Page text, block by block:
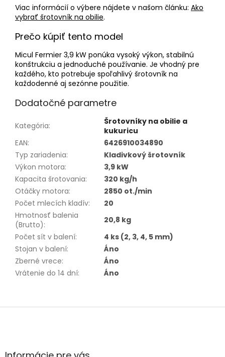
Viac informácií o výbere nájdete v našom článku: Ako
vybrať šrotovník na obilie.
Prečo kúpiť tento model
Micul Fermier 3,9 kW ponúka vysoký výkon, stabilnú
konštrukciu a jednoduché používanie. Je vhodný pre
každého, kto potrebuje spoľahlivý šrotovník na
každodenné aj sezónne použitie.
Dodatočné parametre
Kategória:
Šrotovníky na obilie a
kukuricu
EAN:
6426910034890
Typ zariadenia:
Kladivkový šrotovník
Výkon motora:
3,9 kW
Kapacita šrotovania:
320 kg/h
Otáčky motora:
2850 ot./min
Počet mlecích kladív:
20
Hmotnosť balenia
(Brutto):
20,8 kg
Počet sít v balení:
4 ks (2, 3, 4, 5 mm)
Stojan v balení:
Áno
Zberné vrece:
Áno
Vrátenie do 14 dní: Áno